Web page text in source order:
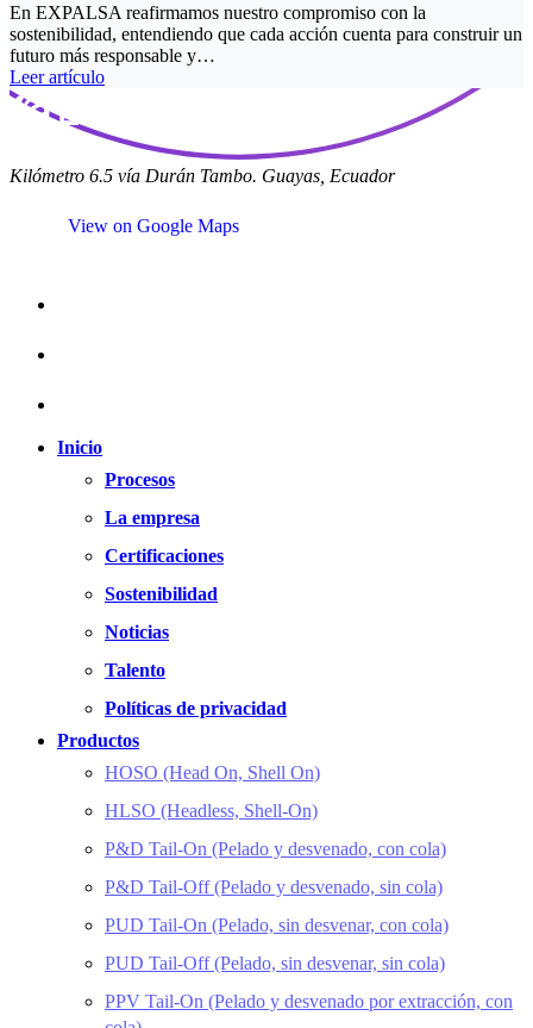
En EXPALSA reafirmamos nuestro compromiso con la
sostenibilidad, entendiendo que cada acción cuenta para construir un
futuro más responsable y…
Leer artículo
Kilómetro 6.5 vía Durán Tambo. Guayas, Ecuador
View on Google Maps
Inicio
Procesos
La empresa
Certificaciones
Sostenibilidad
Noticias
Talento
Políticas de privacidad
Productos
HOSO (Head On, Shell On)
HLSO (Headless, Shell-On)
P&D Tail-On (Pelado y desvenado, con cola)
P&D Tail-Off (Pelado y desvenado, sin cola)
PUD Tail-On (Pelado, sin desvenar, con cola)
PUD Tail-Off (Pelado, sin desvenar, sin cola)
PPV Tail-On (Pelado y desvenado por extracción, con